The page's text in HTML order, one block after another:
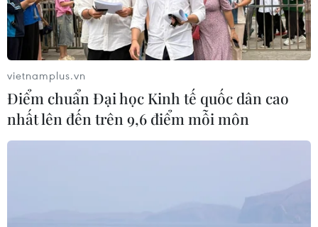
vietnamplus.vn
Điểm chuẩn Đại học Kinh tế quốc dân cao
nhất lên đến trên 9,6 điểm mỗi môn